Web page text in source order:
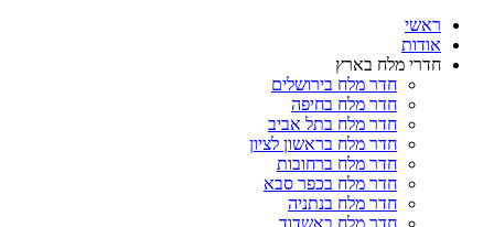
ראשי
אודות
חדרי מלח בארץ
חדר מלח בירושלים
חדר מלח בחיפה
חדר מלח בתל אביב
חדר מלח בראשון לציון
חדר מלח ברחובות
חדר מלח בכפר סבא
חדר מלח בנתניה
חדר מלח באשדוד